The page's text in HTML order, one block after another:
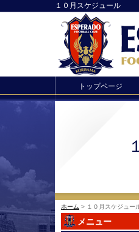
１０月スケジュール
トップページ
ホーム > １０月スケジ
メニュー